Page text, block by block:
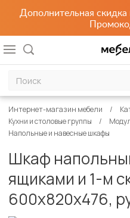
Дополнительная скидка
Интернет-магазин мебели
Кухни и столовые группы
Напольные и навесные шкафы
Шкаф
ящиками и 1-м
600х820х476,